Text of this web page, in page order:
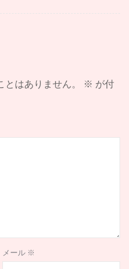
はありません。 ※ が付
メール ※